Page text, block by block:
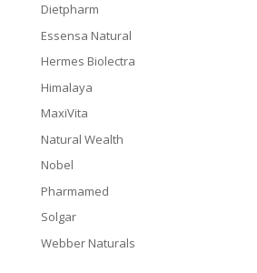
Dietpharm
Essensa Natural
Hermes Biolectra
Himalaya
MaxiVita
Natural Wealth
Nobel
Pharmamed
Solgar
Webber Naturals